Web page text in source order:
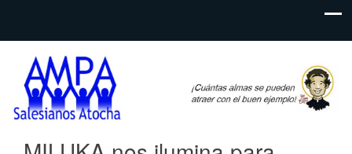
AMPA
Salesianos
Atocha
Web del
AMPA del
Colegio
Salesianos